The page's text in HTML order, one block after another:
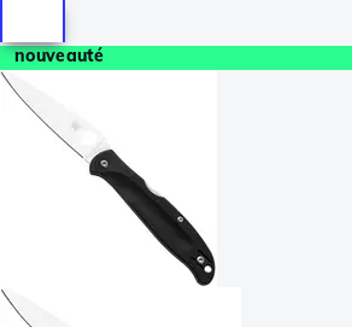
nouveauté